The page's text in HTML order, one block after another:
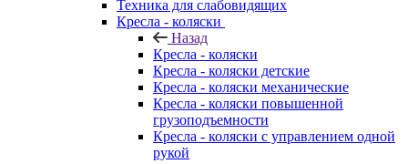
Техника для слабовидящих
Кресла - коляски
Назад
Кресла - коляски
Кресла - коляски детские
Кресла - коляски механические
Кресла - коляски повышенной
грузоподъемности
Кресла - коляски с управлением одной
рукой